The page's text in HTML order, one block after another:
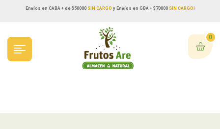
Envíos en CABA + de $50000SIN CARGO y Envíos en GBA + $70000 SIN CARGO!
0